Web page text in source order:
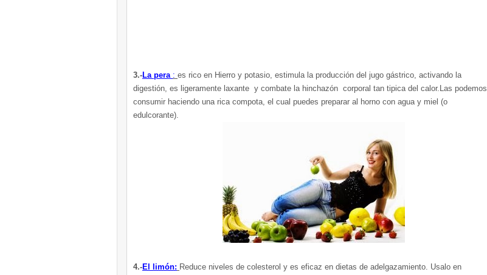
3.-La pera : es rico en Hierro y potasio, estimula la producción del jugo gástrico, activando la
digestión, es ligeramente laxante y combate la hinchazón corporal tan tipica del calor.Las podemos
consumir haciendo una rica compota, el cual puedes preparar al horno con agua y miel (o
edulcorante).
4.-El limón: Reduce niveles de colesterol y es eficaz en dietas de adelgazamiento. Usalo en